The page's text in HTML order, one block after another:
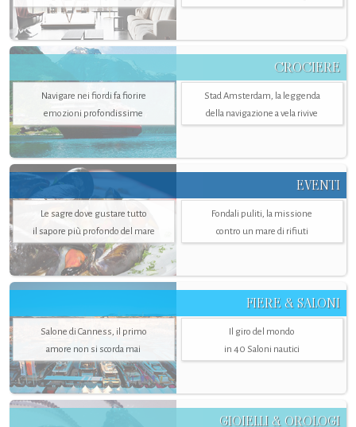
CROCIERE
Navigare nei fiordi fa fiorire
emozioni profondissime
Stad Amsterdam, la leggenda
della navigazione a vela rivive
EVENTI
Le sagre dove gustare tutto
il sapore più profondo del mare
Fondali puliti, la missione
contro un mare di rifiuti
FIERE & SALONI
Salone di Canness, il primo
amore non si scorda mai
Il giro del mondo
in 40 Saloni nautici
GIOIELLI & OROLOGI